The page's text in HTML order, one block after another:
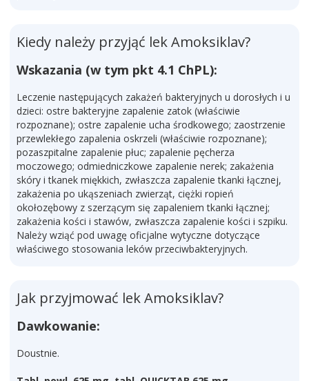
Kiedy należy przyjąć lek Amoksiklav?
Wskazania (w tym pkt 4.1 ChPL):
Leczenie następujących zakażeń bakteryjnych u dorosłych i u
dzieci: ostre bakteryjne zapalenie zatok (właściwie
rozpoznane); ostre zapalenie ucha środkowego; zaostrzenie
przewlekłego zapalenia oskrzeli (właściwie rozpoznane);
pozaszpitalne zapalenie płuc; zapalenie pęcherza
moczowego; odmiedniczkowe zapalenie nerek; zakażenia
skóry i tkanek miękkich, zwłaszcza zapalenie tkanki łącznej,
zakażenia po ukąszeniach zwierząt, ciężki ropień
okołozębowy z szerzącym się zapaleniem tkanki łącznej;
zakażenia kości i stawów, zwłaszcza zapalenie kości i szpiku.
Należy wziąć pod uwagę oficjalne wytyczne dotyczące
właściwego stosowania leków przeciwbakteryjnych.
Jak przyjmować lek Amoksiklav?
Dawkowanie:
Doustnie.